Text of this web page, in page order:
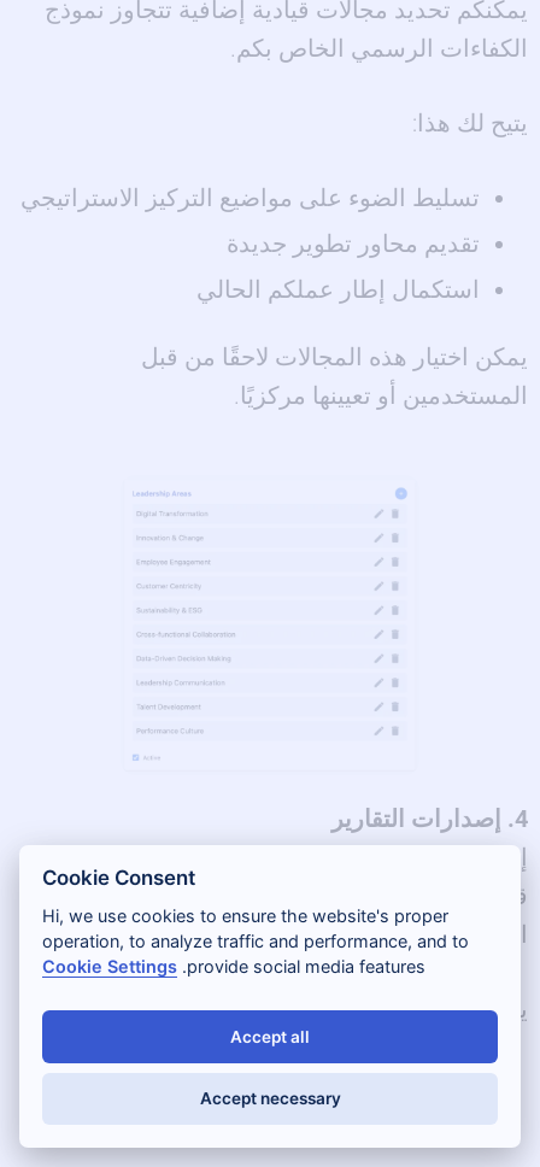
يمكنكم تحديد مجالات قيادية إضافية تتجاوز نموذج
الكفاءات الرسمي الخاص بكم.
يتيح لك هذا:
تسليط الضوء على مواضيع التركيز الاستراتيجي
تقديم محاور تطوير جديدة
استكمال إطار عملكم الحالي
يمكن اختيار هذه المجالات لاحقًا من قبل
المستخدمين أو تعيينها مركزيًا.
4. إصدارات التقارير
إذا كنتم تستخدمون تنسيقات تقارير متعددة (مثل
قوالب 360 مختلفة)، فيمكنكم تحديد إصدارات
التقارير.
يساعد هذا على ضمان:
تفسير دقيق من قبل النظام
Cookie Consent
Hi, we use cookies to ensure the website's proper
operation, to analyze traffic and performance, and to
provide social media features.
Cookie Settings
Accept all
Accept necessary